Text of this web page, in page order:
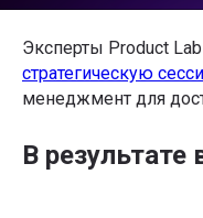
Эксперты Product
стратегическую
менеджмент для
В результате
Телеграм-